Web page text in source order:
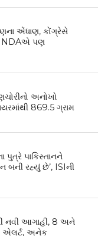
એંધાણ, કોંગ્રેસે
NDAએ પણ
અનોખો
869.5 ગ્રામ
પુત્રે પાકિસ્તાનને
બની રહ્યું છે’, ISIની
નવી આગાહી, 8 અને
એલર્ટ, અનેક